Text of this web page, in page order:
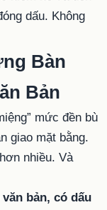
dấu. Không
Bàn
Bản
mức đền bù
giao mặt bằng.
nhiều. Và
bản, có dấu